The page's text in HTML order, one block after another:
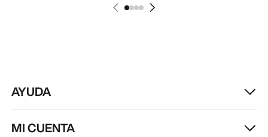
AYUDA
MI CUENTA